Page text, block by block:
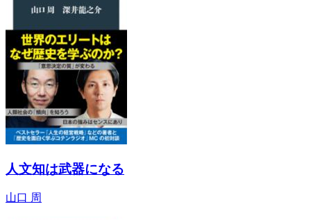
人文知は武器になる
山口 周